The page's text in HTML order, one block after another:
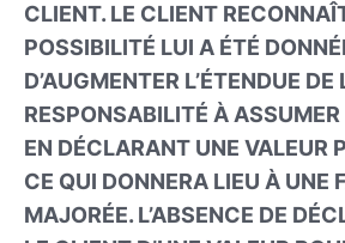
CLIENT. LE CLIENT
POSSIBILITÉ LUI A ÉTÉ
D’AUGMENTER L’ÉTENDUE DE
RESPONSABILITÉ À ASSUMER
EN DÉCLARANT UNE VALEUR
CE QUI DONNERA LIEU À UNE
MAJORÉE. L’ABSENCE DE